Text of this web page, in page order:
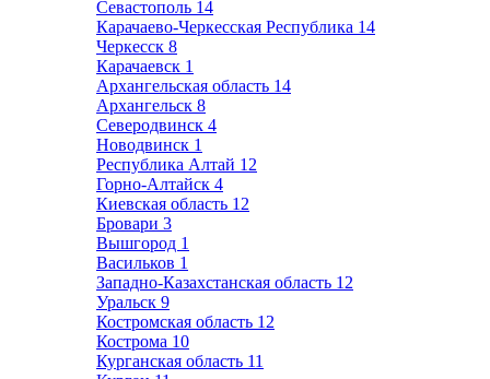
Севастополь 14
Карачаево-Черкесская Республика 14
Черкесск 8
Карачаевск 1
Архангельская область 14
Архангельск 8
Северодвинск 4
Новодвинск 1
Республика Алтай 12
Горно-Алтайск 4
Киевская область 12
Бровари 3
Вышгород 1
Васильков 1
Западно-Казахстанская область 12
Уральск 9
Костромская область 12
Кострома 10
Курганская область 11